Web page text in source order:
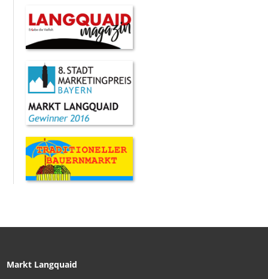
Markt Langquaid